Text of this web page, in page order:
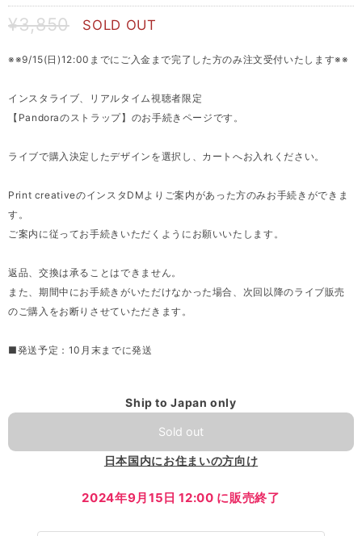
¥3,850 SOLD OUT
※※9/15(日)12:00までにご入金まで完了した方のみ注文受付いたします※※
インスタライブ、リアルタイム視聴者限定
【Pandoraのストラップ】のお手続きページです。
ライブで購入決定したデザインを選択し、カートへお入れください。
Print creativeのインスタDMよりご案内があった方のみお手続きができま
す。
ご案内に従ってお手続きいただくようにお願いいたします。
返品、交換は承ることはできません。
また、期間中にお手続きがいただけなかった場合、次回以降のライブ販売
のご購入をお断りさせていただきます。
■発送予定：10月末までに発送
Ship to Japan only
Sold out
日本国内にお住まいの方向け
2024年9月15日 12:00 に販売終了